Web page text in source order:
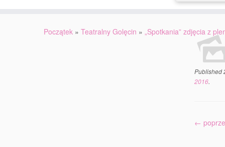
Początek » Teatralny Golęcin » „Spotkania” zdjęcia z
Published
2016.
←